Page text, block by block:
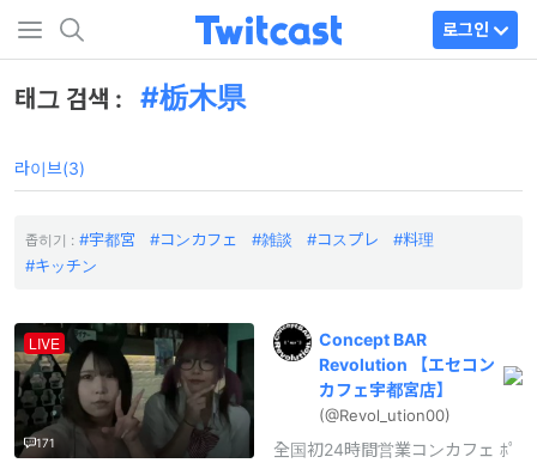
로그인
태그 검색 : 栃木県
라이브(3)
좁히기 : 宇都宮 コンカフェ 雑談 コスプレ
料理
キッチン
LIVE
171
ConceptBAR
Revolution
【エセコン
カフェ宇都宮店】
(@Revol_ ution00)
全国初24時間営業コンカフェ ﾎﾟ